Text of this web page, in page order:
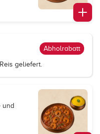
Abholrabatt
geliefert.
und